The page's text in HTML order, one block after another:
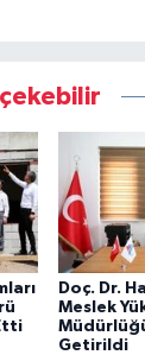
Doç. Dr.
Meslek
Getirildi